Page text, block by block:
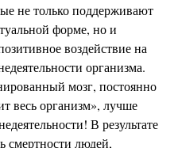
не только поддерживают
форме, но и
воздействие на
организма.
мозг, постоянно
весь организм», лучше
В результате
смертности людей,